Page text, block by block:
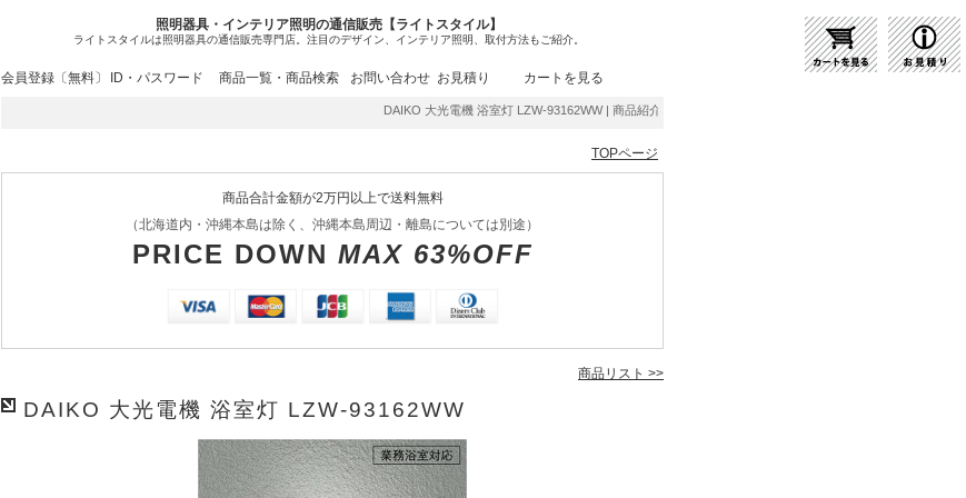
照明器具・インテリア照明の通信販売【ライトスタイル】
ライトスタイルは照明器具の通信販売専門店。注目のデザイン、インテリア照明、取付方法もご紹介。
会員登録〔無料〕 ID・パスワード 商品一覧・商品検索 お問い合わせ お見積り カートを見る
DAIKO 大光電機 浴室灯 LZW-93162WW | 商品紹介 | 照明器具の通販・インテリア照明の通信販売【ライトスタ
TOPページ
商品合計金額が2万円以上で送料無料
（北海道内・沖縄本島は除く、沖縄本島周辺・離島については別途）
PRICE DOWN MAX 63%OFF
商品リスト >>
DAIKO 大光電機 浴室灯 LZW-93162WW